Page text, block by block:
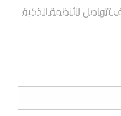
الأنظمة الذكية